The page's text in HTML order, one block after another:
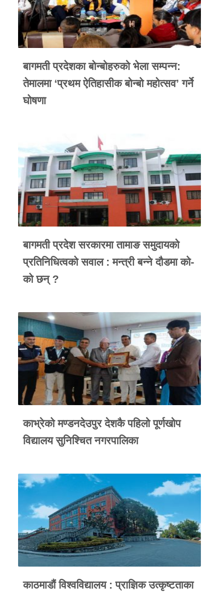
बागमती प्रदेशका बोन्बोहरुको भेला सम्पन्न:
तेमालमा ‘प्रथम ऐतिहासीक बोन्बो महोत्सव’ गर्ने
घोषणा
बागमती प्रदेश सरकारमा तामाङ समुदायको
प्रतिनिधित्वको सवाल : मन्त्री बन्ने दौडमा को‐
को छन् ?
काभ्रेको मण्डनदेउपुर देशकै पहिलो पूर्णखोप
विद्यालय सुनिश्चित नगरपालिका
काठमाडौं विश्वविद्यालय : प्राज्ञिक उत्कृष्टताका